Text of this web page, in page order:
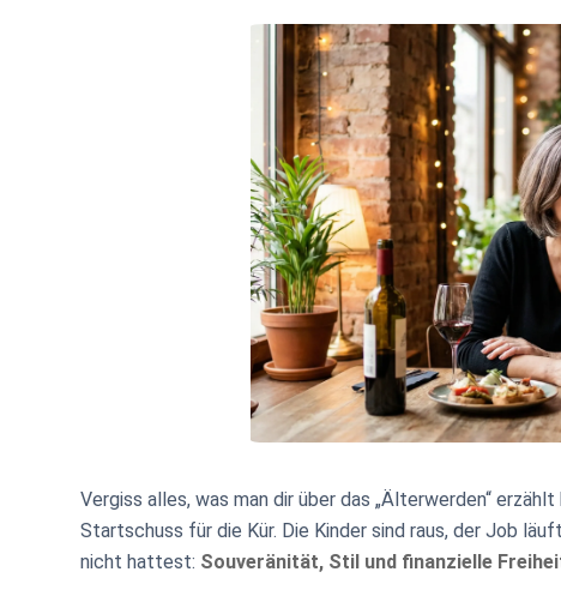
Vergiss alles, was man dir über das „Älterwerden“
Startschuss für die Kür. Die Kinder sind raus, der Job
nicht hattest: Souveränität, Stil und finanzielle